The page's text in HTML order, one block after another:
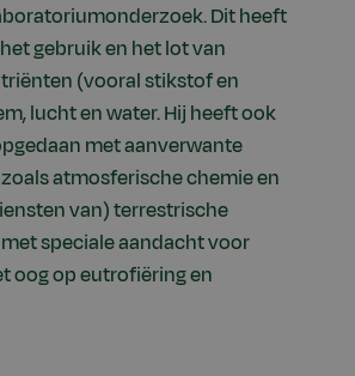
Dit heeft
gebruik en het lot van
(vooral stikstof en
lucht en water. Hij heeft ook
met aanverwante
atmosferische chemie en
van) terrestrische
speciale aandacht voor
oog op eutrofiëring en